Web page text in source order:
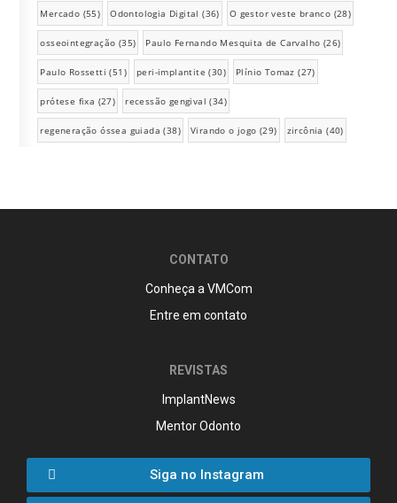
Mercado (55) Odontologia Digital (36) O gestor veste branco (28)
osseointegração (35) Paulo Fernando Mesquita de Carvalho (26)
Paulo Rossetti (51) peri-implantite (30) Plínio Tomaz (27)
prótese fixa (27) recessão gengival (34)
regeneração óssea guiada (38) Virando o jogo (29) zircônia (40)
CONTATO
Conheça a VMCom
Entre em contato
REVISTAS
ImplantNews
Mentor Odonto
Siga no Instagram